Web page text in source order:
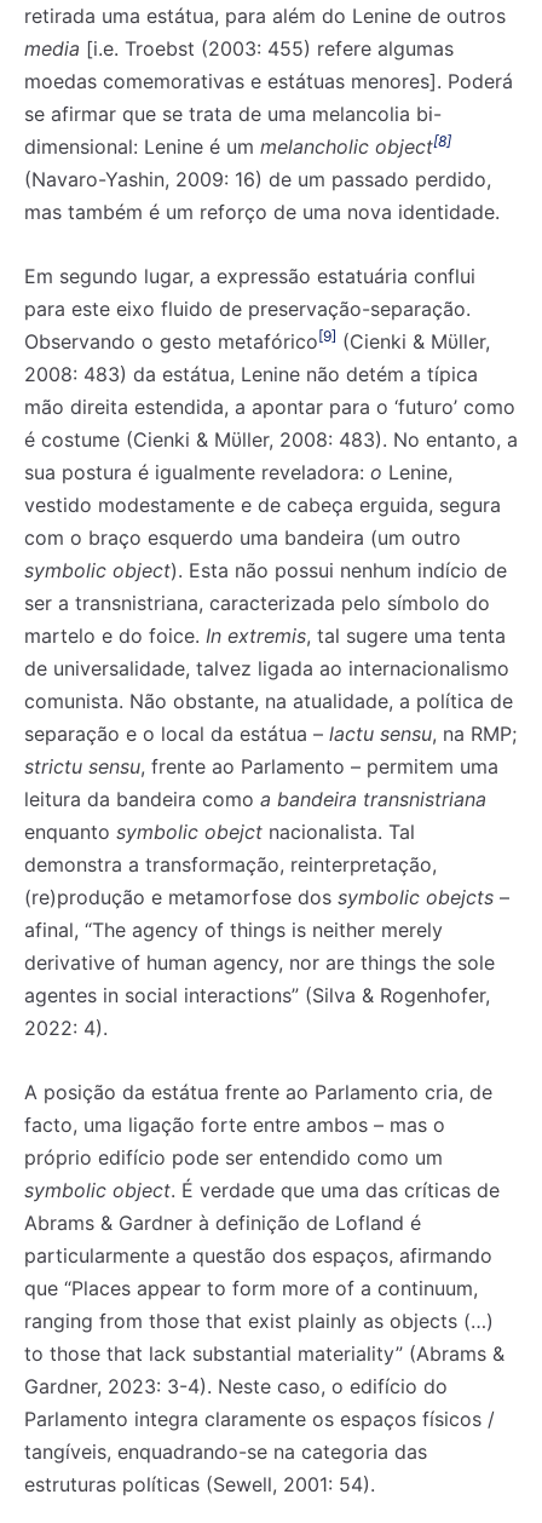
Registe-se na nossa lista de correio e receba mensalmente
no seu email os artigos do mês transacto, ilustrações e
novidades.Insira o seu endereço de email e clique para
subscrever:
Registe-se na nossa lista de correio e receba mensalmente
no seu email os artigos do mês transacto, ilustrações e
novidades.Insira o seu endereço de email e clique para
subscrever:
retirada uma estátua, para além do Lenine de outros
media [i.e. Troebst (2003: 455) refere algumas
moedas comemorativas e estátuas menores]. Poderá
se afirmar que se trata de uma melancolia bi-
dimensional: Lenine é um melancholic object[8]
(Navaro-Yashin, 2009: 16) de um passado perdido,
mas também é um reforço de uma nova identidade.
Em segundo lugar, a expressão estatuária conflui
para este eixo fluido de preservação-separação.
Observando o gesto metafórico[9] (Cienki & Mϋller,
2008: 483) da estátua, Lenine não detém a típica
mão direita estendida, a apontar para o ‘futuro’ como
é costume (Cienki & Mϋller, 2008: 483). No entanto, a
sua postura é igualmente reveladora: o Lenine,
vestido modestamente e de cabeça erguida, segura
com o braço esquerdo uma bandeira (um outro
symbolic object). Esta não possui nenhum indício de
ser a transnistriana, caracterizada pelo símbolo do
martelo e do foice. In extremis, tal sugere uma tenta
de universalidade, talvez ligada ao internacionalismo
comunista. Não obstante, na atualidade, a política de
separação e o local da estátua – lactu sensu, na RMP;
strictu sensu, frente ao Parlamento – permitem uma
leitura da bandeira como a bandeira transnistriana
enquanto symbolic obejct nacionalista. Tal
demonstra a transformação, reinterpretação,
(re)produção e metamorfose dos symbolic obejcts –
afinal, “The agency of things is neither merely
derivative of human agency, nor are things the sole
agentes in social interactions” (Silva & Rogenhofer,
2022: 4).
A posição da estátua frente ao Parlamento cria, de
facto, uma ligação forte entre ambos – mas o
próprio edifício pode ser entendido como um
symbolic object. É verdade que uma das críticas de
Abrams & Gardner à definição de Lofland é
particularmente a questão dos espaços, afirmando
que “Places appear to form more of a continuum,
ranging from those that exist plainly as objects (…)
to those that lack substantial materiality” (Abrams &
Gardner, 2023: 3-4). Neste caso, o edifício do
Parlamento integra claramente os espaços físicos /
tangíveis, enquadrando-se na categoria das
estruturas políticas (Sewell, 2001: 54).